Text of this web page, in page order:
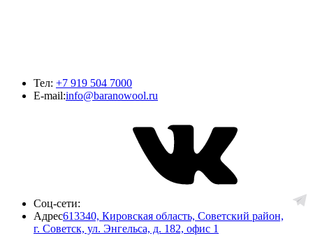
Тел: +7 919 504 7000
E-mail:info@baranowool.ru
Соц-сети:
Адрес613340, Кировская область, Советский район,
г. Советск, ул. Энгельса, д. 182, офис 1